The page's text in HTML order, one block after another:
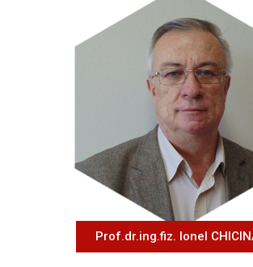
Prof.dr.ing.fiz. Ionel